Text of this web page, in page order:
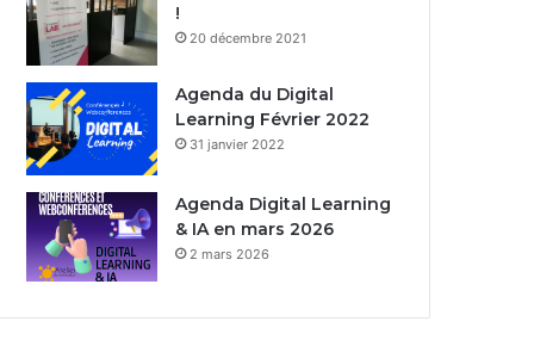
!
20 décembre 2021
Agenda du Digital
Learning Février 2022
31 janvier 2022
Agenda Digital Learning
& IA en mars 2026
2 mars 2026